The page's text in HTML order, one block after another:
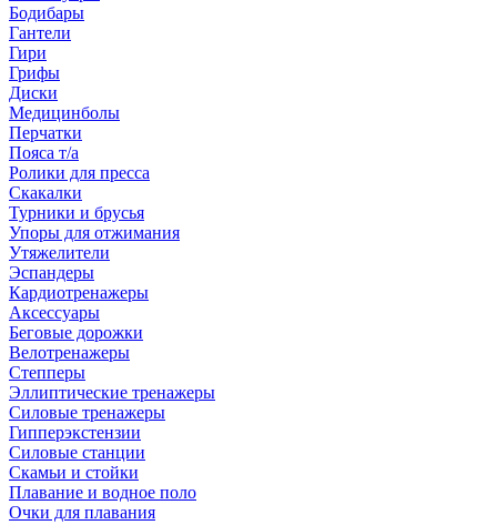
Бодибары
Гантели
Гири
Грифы
Диски
Медицинболы
Перчатки
Пояса т/а
Ролики для пресса
Скакалки
Турники и брусья
Упоры для отжимания
Утяжелители
Эспандеры
Кардиотренажеры
Аксессуары
Беговые дорожки
Велотренажеры
Степперы
Эллиптические тренажеры
Силовые тренажеры
Гипперэкстензии
Силовые станции
Скамьи и стойки
Плавание и водное поло
Очки для плавания